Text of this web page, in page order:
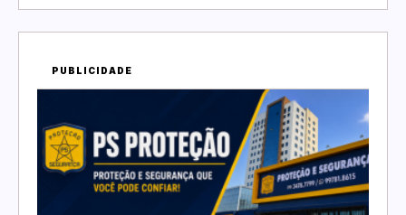
PUBLICIDADE